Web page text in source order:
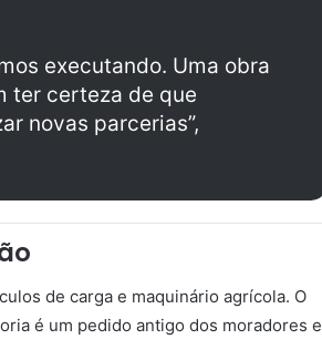
executando. Uma obra
ter certeza de que
novas parcerias”,
de carga e maquinário agrícola. O
é um pedido antigo dos moradores e